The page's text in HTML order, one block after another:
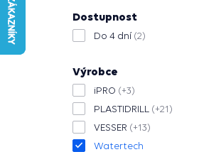
Dostupnost
Do 4 dní (2)
Výrobce
iPRO (+3)
PLASTIDRILL (+21)
VESSER (+13)
Watertech